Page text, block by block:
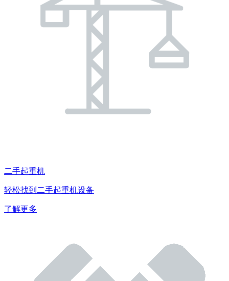
二手起重机
轻松找到二手起重机设备
了解更多